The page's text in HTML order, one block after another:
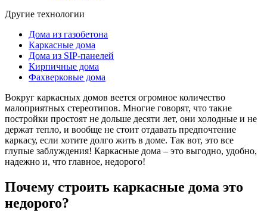
Другие технологии
Дома из газобетона
Каркасные дома
Дома из SIP-панелей
Кирпичные дома
Фахверковые дома
Вокруг каркасных домов веется огромное количество
малоприятных стереотипов. Многие говорят, что такие
постройки простоят не дольше десяти лет, они холодные и не
держат тепло, и вообще не стоит отдавать предпочтение
каркасу, если хотите долго жить в доме. Так вот, это все
глупые заблуждения! Каркасные дома – это выгодно, удобно,
надежно и, что главное, недорого!
Почему строить каркасные дома это
недорого?